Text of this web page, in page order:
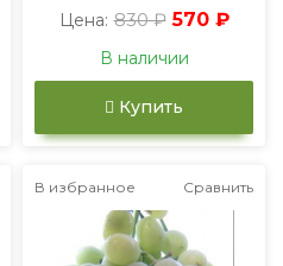
Цена: 830 ₽ 570 ₽
В наличии
Купить
В избранное Сравнить